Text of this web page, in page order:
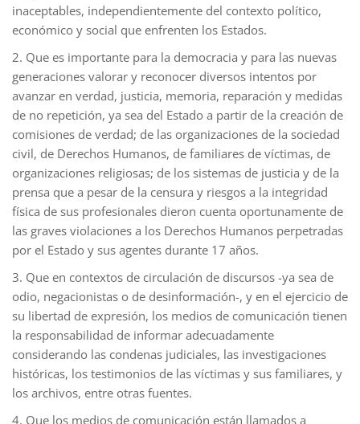
inaceptables, independientemente del contexto político,
económico y social que enfrenten los Estados.
2. Que es importante para la democracia y para las nuevas
generaciones valorar y reconocer diversos intentos por
avanzar en verdad, justicia, memoria, reparación y medidas
de no repetición, ya sea del Estado a partir de la creación de
comisiones de verdad; de las organizaciones de la sociedad
civil, de Derechos Humanos, de familiares de víctimas, de
organizaciones religiosas; de los sistemas de justicia y de la
prensa que a pesar de la censura y riesgos a la integridad
física de sus profesionales dieron cuenta oportunamente de
las graves violaciones a los Derechos Humanos perpetradas
por el Estado y sus agentes durante 17 años.
3. Que en contextos de circulación de discursos -ya sea de
odio, negacionistas o de desinformación-, y en el ejercicio de
su libertad de expresión, los medios de comunicación tienen
la responsabilidad de informar adecuadamente
considerando las condenas judiciales, las investigaciones
históricas, los testimonios de las víctimas y sus familiares, y
los archivos, entre otras fuentes.
4. Que los medios de comunicación están llamados a